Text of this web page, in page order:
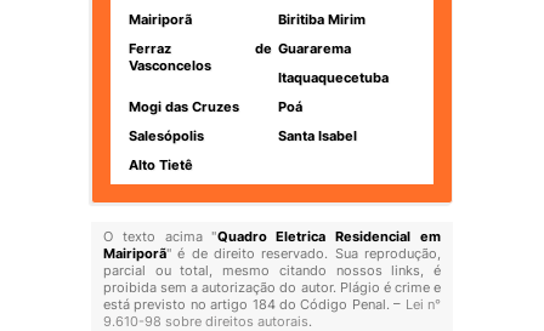
Mairiporã
Biritiba Mirim
Ferraz de
Vasconcelos
Guararema
Itaquaquecetuba
Mogi das Cruzes
Poá
Salesópolis
Santa Isabel
Alto Tietê
O texto acima "Quadro Eletrica Residencial em
Mairiporã" é de direito reservado. Sua reprodução,
parcial ou total, mesmo citando nossos links, é
proibida sem a autorização do autor. Plágio é crime e
está previsto no artigo 184 do Código Penal. – Lei n°
9.610-98 sobre direitos autorais.